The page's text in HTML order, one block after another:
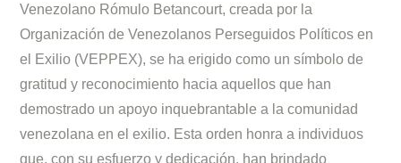
Venezolano Rómulo Betancourt, creada por la
Organización de Venezolanos Perseguidos Políticos en
el Exilio (VEPPEX), se ha erigido como un símbolo de
gratitud y reconocimiento hacia aquellos que han
demostrado un apoyo inquebrantable a la comunidad
venezolana en el exilio. Esta orden honra a individuos
que, con su esfuerzo y dedicación, han brindado